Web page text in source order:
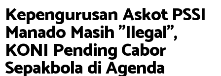
Kepengurusan Askot PSSI
Manado Masih "Ilegal",
KONI Pending Cabor
Sepakbola di Agenda